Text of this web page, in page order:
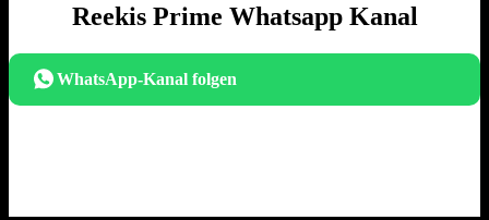
Reekis Prime Whatsapp Kanal
WhatsApp-Kanal folgen